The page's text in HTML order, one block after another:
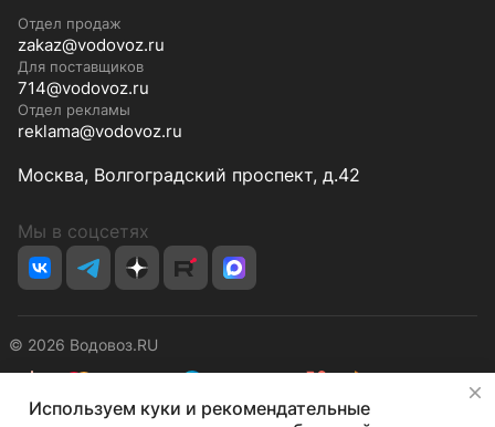
Отдел продаж
zakaz@vodovoz.ru
Для поставщиков
714@vodovoz.ru
Отдел рекламы
reklama@vodovoz.ru
Москва, Волгоградский проспект, д.42
Мы в соцсетях
© 2026 Водовоз.RU
КонфиденциальностьОферта
Используем куки и рекомендательные